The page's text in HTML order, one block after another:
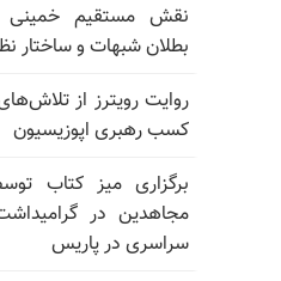
بطلان شبهات و ساختار
روایت رویترز از
کسب رهبری اپوزیسیون
برگزاری میز کتاب
مجاهدین در
سراسری در پاریس